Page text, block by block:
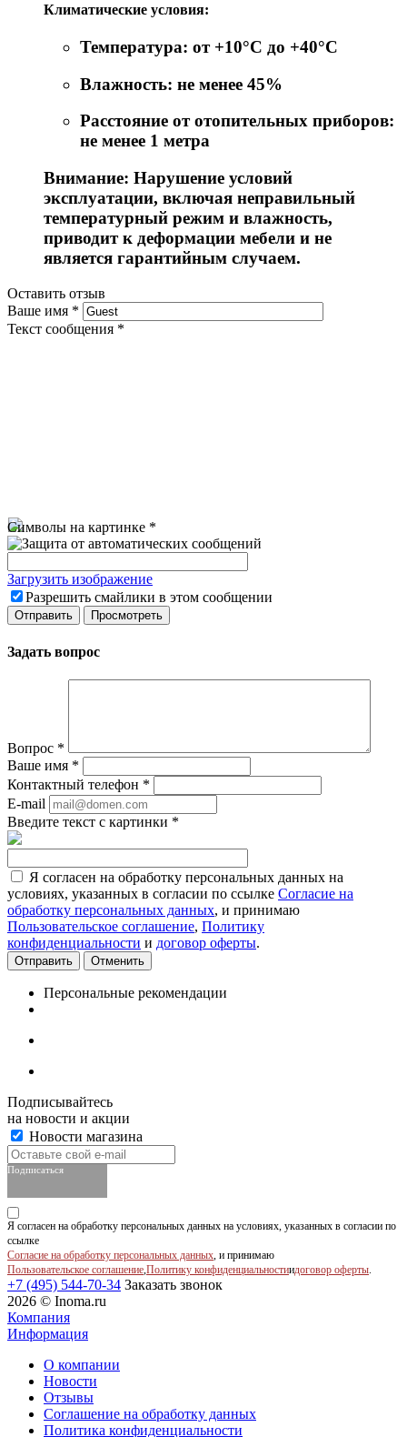
Климатические условия:
Температура: от +10°C до +40°C
Влажность: не менее 45%
Расстояние от отопительных приборов:
не менее 1 метра
Внимание: Нарушение условий
эксплуатации, включая неправильный
температурный режим и влажность,
приводит к деформации мебели и не
является гарантийным случаем.
Оставить отзыв
Ваше имя *
Текст сообщения *
Символы на картинке *
Загрузить изображение
Разрешить смайлики в этом сообщении
Задать вопрос
Вопрос *
Ваше имя *
Контактный телефон *
E-mail
Введите текст с картинки *
Я согласен на обработку персональных данных на
условиях, указанных в согласии по ссылке Согласие на
обработку персональных данных, и принимаю
Пользовательское соглашение, Политику
конфиденциальности и договор оферты.
Отменить
Персональные рекомендации
Подписывайтесь
на новости и акции
Новости магазина
Подписаться
Я согласен на обработку персональных данных на условиях, указанных в согласии по
ссылке
Согласие на обработку персональных данных, и принимаю
Пользовательское соглашение,Политику конфиденциальностиидоговор оферты.
+7 (495) 544-70-34 Заказать звонок
2026 © Inoma.ru
Компания
Информация
О компании
Новости
Отзывы
Соглашение на обработку данных
Политика конфиденциальности